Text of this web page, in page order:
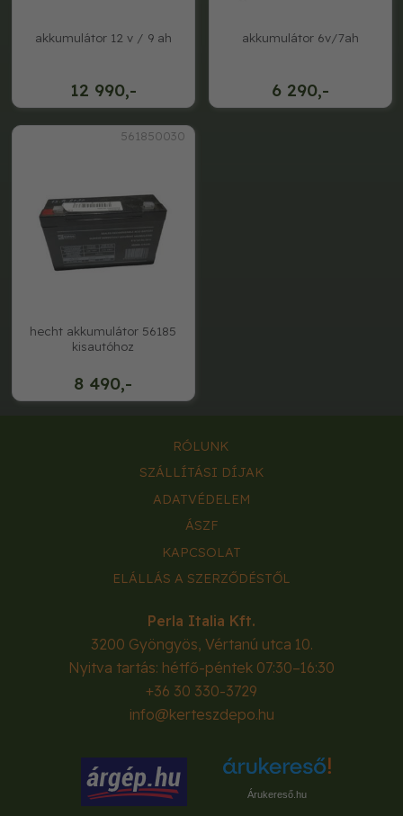
12 990,-
akkumulátor 12 v / 9 ah
6 290,-
akkumulátor 6v/7ah
561850030
8 490,-
hecht akkumulátor 56185
kisautóhoz
RÓLUNK
SZÁLLÍTÁSI DÍJAK
ADATVÉDELEM
ÁSZF
KAPCSOLAT
ELÁLLÁS A SZERZŐDÉSTŐL
Perla Italia Kft.
3200 Gyöngyös, Vértanú utca 10.
Nyitva tartás: hétfő-péntek 07:30–16:30
+36 30 330-3729
info@kerteszdepo.hu
Árukereső.hu